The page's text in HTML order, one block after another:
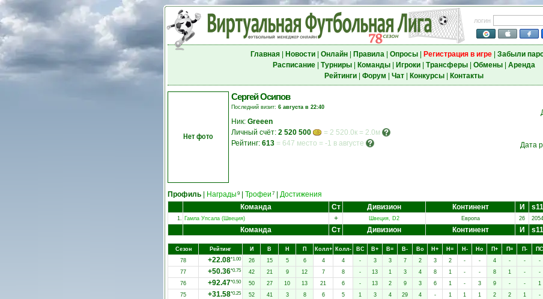
логин
Главная| Новости| Онлайн| Правила| Опросы| Регистрация в игре| Забыли
Расписание| Турниры| Команды| Игроки| Трансферы| Обмены| Аренда
Рейтинги| Форум Чат| Конкурсы| Контакты
Нет фото
Сергей Осипов
Последний визит: 6 августа в 22:40
Ник: Greeen
Личный счёт: 2 520 500
= 2 520.0к = 2.0м
Рейтинг: 613 = 647 место = -1 в августе
Дата
Профиль Награды 9 Трофеи 7
Достижения
Команда
Ст Дивизион Континент И s11
1. Гамла Упсала (Швеция) + Швеция, D2 Европа 26 2054
Команда Ст Дивизион Континент И s11
Сезон Рейтинг И В Н П Колл+ Колл- ВC В+ В= В- Вo Н+ Н= Н- Нo П+ П= П- ПC
78
+22.08*1.00 26 15 5 6 4 4 - 3 3 7 2 3 2 - - 4 - - -
77
+50.36*0.75 42 21 9 12 7 8 - 13 1 3 4 8 1 - - 8 1 - -
76
+92.47*0.50 50 27 10 13 21 6 - 13 2 9 3 6 1 - 3 9 - - 1
75
+31.58*0.25 52 41 3 8 6 5 1 3 4 29 4 - 1 1 1 2 2 1 -